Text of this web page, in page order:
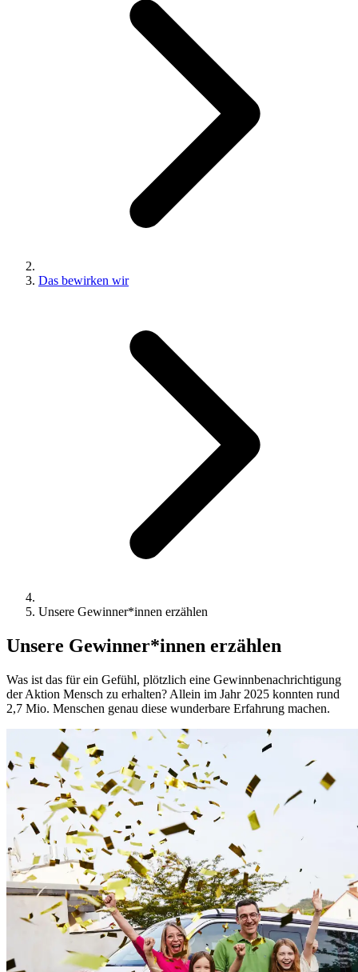
Das bewirken wir
Unsere Gewinner*innen erzählen
Unsere Gewinner*innen erzählen
Was ist das für ein Gefühl, plötzlich eine Gewinnbenachrichtigung
der Aktion Mensch zu erhalten? Allein im Jahr 2025 konnten rund
2,7 Mio. Menschen genau diese wunderbare Erfahrung machen.